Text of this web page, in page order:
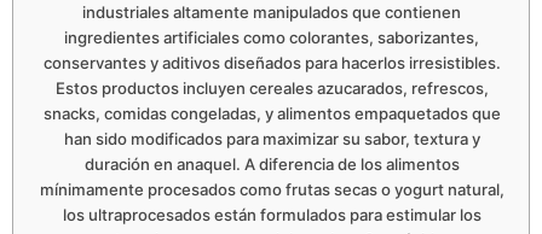
industriales altamente manipulados que contienen
ingredientes artificiales como colorantes, saborizantes,
conservantes y aditivos diseñados para hacerlos irresistibles.
Estos productos incluyen cereales azucarados, refrescos,
snacks, comidas congeladas, y alimentos empaquetados que
han sido modificados para maximizar su sabor, textura y
duración en anaquel. A diferencia de los alimentos
mínimamente procesados como frutas secas o yogurt natural,
los ultraprocesados están formulados para estimular los